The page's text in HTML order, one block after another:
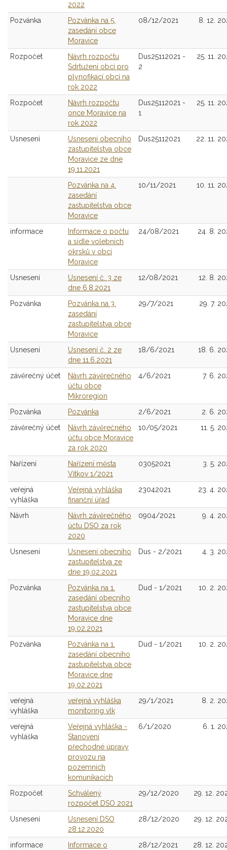
2022
Pozvánka
Pozvánka na 5.
zasedání obce
Moravice
08/12/2021 8. 12.
Rozpočet
Návrh rozpočtu
Sdrtužení obcí pro
plynofikací obcí na
rok 2022
Dus25112021 -
2
25. 11.
Rozpočet
Návrh rozpočtu
once Moravice na
rok 2022
Dus25112021 -
1
25. 11.
Usnesení
Usnesení obecního
zastupitelstva obce
Moravice ze dne
19.11.2021
Dus25112021 22. 11.
Pozvánka na 4.
zasedání
zastupitelstva obce
Moravice
10/11/2021 10. 11.
informace
Informace o počtu
a sídle volebních
okrsků v obci
Moravice
24/08/2021 24. 8.
Usnesení
Usnesení č. 3 ze
dne 6.8.2021
12/08/2021 12. 8.
Pozvánka
Pozvánka na 3.
zasedání
zastupitelstva obce
Moravice
29/7/2021 29. 7.
Usnesení
Usnesení č. 2 ze
dne 11.6.2021
18/6/2021 18. 6.
závěrečný účet
Návrh závěrečného
účtu obce
Mikroregion
4/6/2021 7. 6.
Pozvánka Pozvánka 2/6/2021
2. 6.
závěrečný účet
Návrh závěrečného
účtu obce Moravice
za rok 2020
10/05/2021 11. 5.
Nařízení
Nařízení města
Vítkov 1/2021
03052021 3. 5.
veřejná
vyhláška
Veřejná vyhláška
finanční úřad
23042021 23. 4.
Návrh
Návrh závěrečného
účtu DSO za rok
2020
0904/2021 9. 4.
Usnesení
Usnesení obecního
zastupitelstva ze
dne 19.02.2021
Dus - 2/2021 4. 3.
Pozvánka
Pozvánka na 1.
zasedání obecního
zastupitelstva obce
Moravice dne
19.02.2021
Dud - 1/2021 10. 2.
Pozvánka
Pozvánka na 1.
zasedání obecního
zastupitelstva obce
Moravice dne
19.02.2021
Dud - 1/2021 10. 2.
veřejná
vyhláška
veřejná vyhláška
monitoring vlk
29/1/2021 8. 2.
veřejná
vyhláška
Veřejná vyhláška -
Stanovení
přechodné úpravy
provozu na
pozemních
komunikacích
6/1/2020 6. 1.
Rozpočet
Schválený
rozpočet DSO 2021
29/12/2020 29. 12.
Usnesení
Usnesení DSO
28.12.2020
28/12/2020 29. 12.
informace Informace o 28/12/2021 28. 12.